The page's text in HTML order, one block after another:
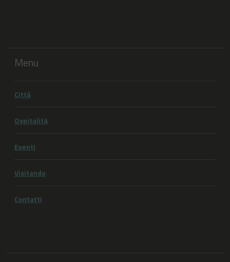
Menu
Città
Ospitalità
Eventi
Visitando
Contatti